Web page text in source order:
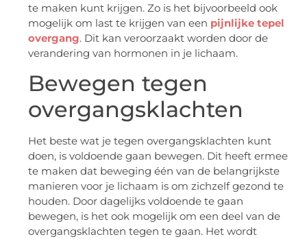
te maken kunt krijgen. Zo is het bijvoorbeeld ook
mogelijk om last te krijgen van een pijnlijke tepel
overgang. Dit kan veroorzaakt worden door de
verandering van hormonen in je lichaam.
Bewegen tegen
overgangsklachten
Het beste wat je tegen overgangsklachten kunt
doen, is voldoende gaan bewegen. Dit heeft ermee
te maken dat beweging één van de belangrijkste
manieren voor je lichaam is om zichzelf gezond te
houden. Door dagelijks voldoende te gaan
bewegen, is het ook mogelijk om een deel van de
overgangsklachten tegen te gaan. Het wordt